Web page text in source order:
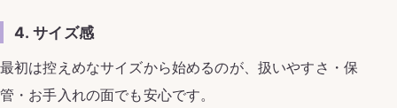
4. サイズ感
最初は控えめなサイズから始めるのが、扱いやすさ・保
管・お手入れの面でも安心です。